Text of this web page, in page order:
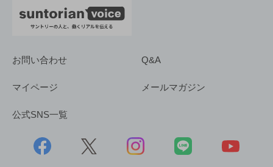
お問い合わせ Q&A
マイページ メールマガジン
公式SNS一覧